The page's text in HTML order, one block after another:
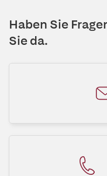
Haben Sie
Sie da.